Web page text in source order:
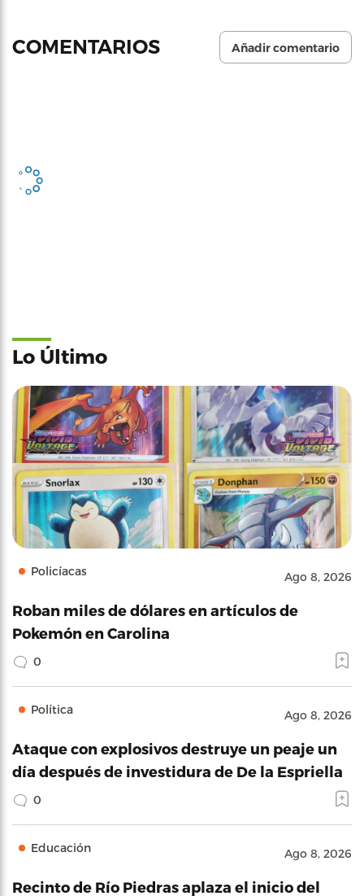
COMENTARIOS Añadir comentario
Lo Último
Policíacas Ago 8, 2026
Roban miles de dólares en artículos de
Pokemón en Carolina
0
Política Ago 8, 2026
Ataque con explosivos destruye un peaje un
día después de investidura de De la Espriella
0
Educación Ago 8, 2026
Recinto de Río Piedras aplaza el inicio del